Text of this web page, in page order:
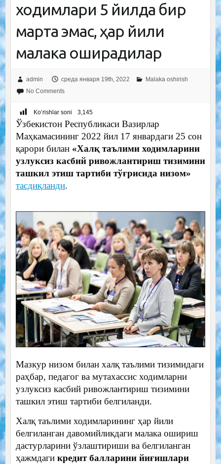
ходимлари 5 йилда бир
марта эмас, ҳар йили
малака оширадилар
admin среда января 19th, 2022
Malaka oshirish
No Comments
Ko‘rishlar soni 3,145
Ўзбекистон Республикаси Вазирлар
Маҳкамасининг 2022 йил 17 январдаги 25 сон
қарори билан «Халқ таълими ходимларини
узлуксиз касбий ривожлантириш тизимини
ташкил этиш тартиби тўғрисида низом»
тасдиқланди.
Мазкур низом билан халқ таълими тизимидаги
раҳбар, педагог ва мутахассис ходимларни
узлуксиз касбий ривожлантириш тизимини
ташкил этиш тартиби белгиланди.
Халқ таълими ходимларининг ҳар йили
белгиланган давомийликдаги малака ошириш
дастурларини ўзлаштириши ва белгиланган
ҳажмдаги кредит балларини йиғишлари